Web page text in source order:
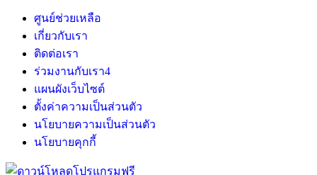
ศูนย์ช่วยเหลือ
เกี่ยวกับเรา
ติดต่อเรา
ร่วมงานกับเรา4
แผนผังเว็บไซต์
ตั้งค่าความเป็นส่วนตัว
นโยบายความเป็นส่วนตัว
นโยบายคุกกี้